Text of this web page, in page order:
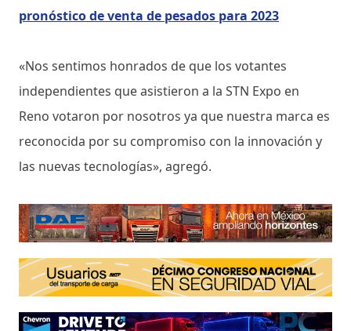
pronóstico de venta de pesados para 2023
«Nos sentimos honrados de que los votantes
independientes que asistieron a la STN Expo en
Reno votaron por nosotros ya que nuestra marca es
reconocida por su compromiso con la innovación y
las nuevas tecnologías», agregó.